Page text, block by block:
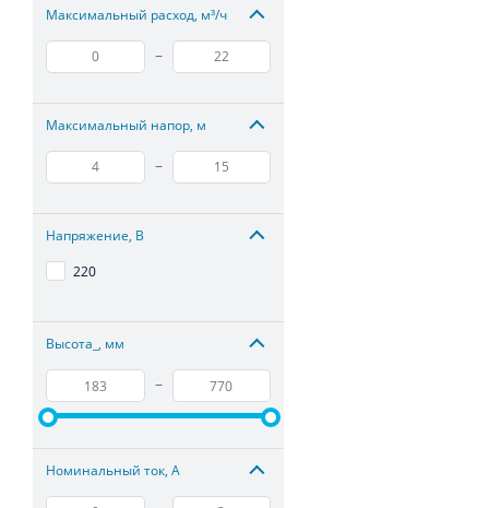
Максимальный расход, м³/ч
–
Максимальный напор, м
–
Напряжение, В
220
Высота_, мм
–
Номинальный ток, А